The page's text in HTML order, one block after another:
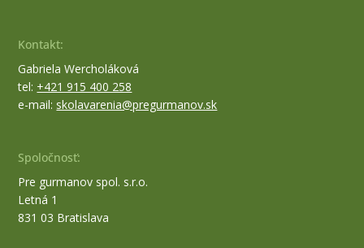
Kontakt:
Gabriela Wercholáková
tel: +421 915 400 258
e-mail: skolavarenia@pregurmanov.sk
Spoločnosť:
Pre gurmanov spol. s.r.o.
Letná 1
831 03 Bratislava